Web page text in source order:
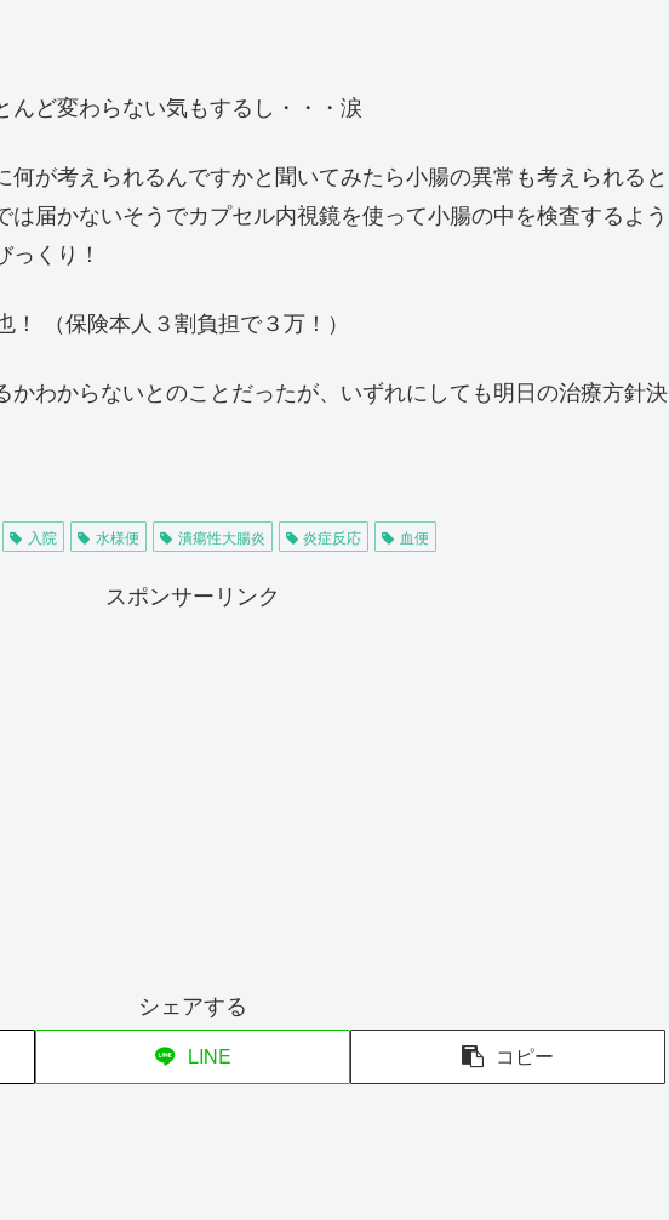
んど変わらない気もするし・・・涙
が考えられるんですかと聞いてみたら小腸の異常も考えられると
届かないそうでカプセル内視鏡を使って小腸の中を検査するよう
くり！
（保険本人３割負担で３万！）
かわからないとのことだったが、いずれにしても明日の治療方針決
入院 水様便 潰瘍性大腸炎 炎症反応 血便
スポンサーリンク
シェアする
LINE コピー